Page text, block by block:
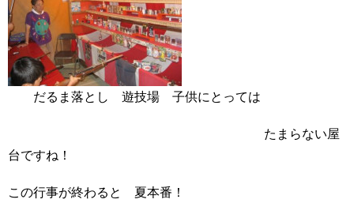
だるま落とし 遊技場 子供にとっては
たまらない屋
台ですね！
この行事が終わると 夏本番！